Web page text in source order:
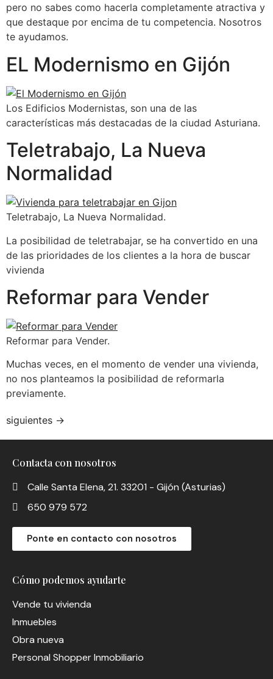
pero no sabes como hacerla completamente atractiva y
que destaque por encima de tu competencia. Nosotros
te ayudamos.
EL Modernismo en Gijón
Los Edificios Modernistas, son una de las
características más destacadas de la ciudad Asturiana.
Teletrabajo, La Nueva
Normalidad
Teletrabajo, La Nueva Normalidad.
La posibilidad de teletrabajar, se ha convertido en una
de las prioridades de los clientes a la hora de buscar
vivienda
Reformar para Vender
Reformar para Vender.
Muchas veces, en el momento de vender una vivienda,
no nos planteamos la posibilidad de reformarla
previamente.
siguientes →
Cómo podemos ayudarte
Vende tu vivienda
Inmuebles
Obra nueva
Personal Shopper Inmobiliario
Contacta con nosotros
Calle Santa Elena, 21. 33201 - Gijón (Asturias)
650 979 572
Ponte en contacto con nosotros